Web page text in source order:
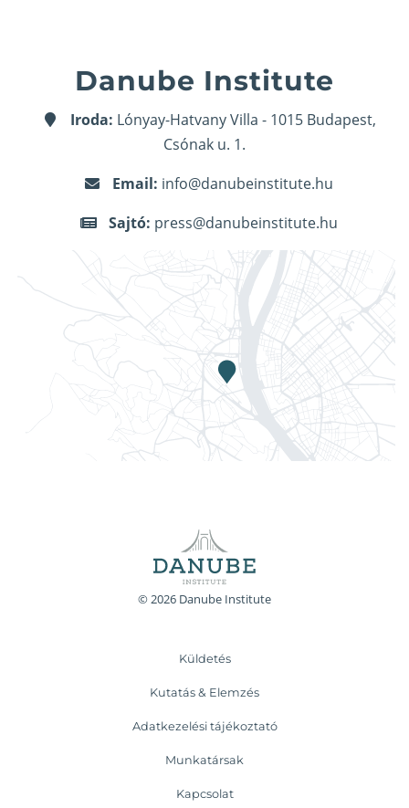
Danube Institute
Iroda: Lónyay-Hatvany Villa - 1015 Budapest,
Csónak u. 1.
Email: info@danubeinstitute.hu
Sajtó: press@danubeinstitute.hu
© 2026 Danube Institute
Küldetés
Kutatás & Elemzés
Adatkezelési tájékoztató
Munkatársak
Kapcsolat